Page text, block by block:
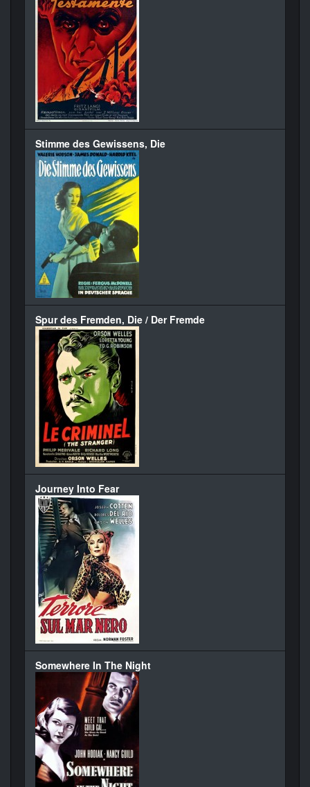
Stimme des Gewissens, Die
Spur des Fremden, Die / Der Fremde
Journey Into Fear
Somewhere In The Night